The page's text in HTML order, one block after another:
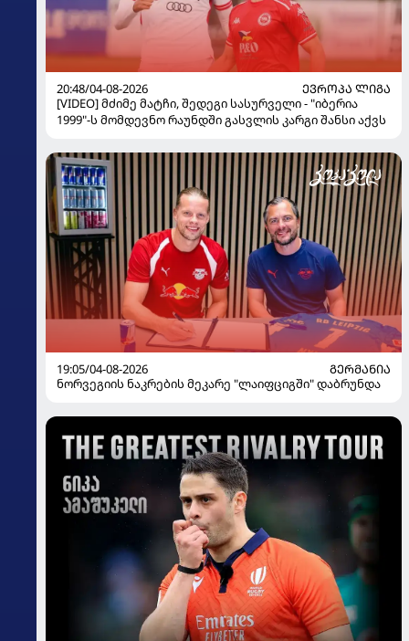
20:48/04-08-2026
ᲔᲕᲠᲝᲞᲐ ᲚᲘᲒᲐ
[VIDEO] მძიმე მატჩი, შედეგი სასურველი - "იბერია
1999"-ს მომდევნო რაუნდში გასვლის კარგი შანსი აქვს
19:05/04-08-2026
ᲒᲔᲠᲛᲐᲜᲘᲐ
ნორვეგიის ნაკრების მეკარე "ლაიფციგში" დაბრუნდა